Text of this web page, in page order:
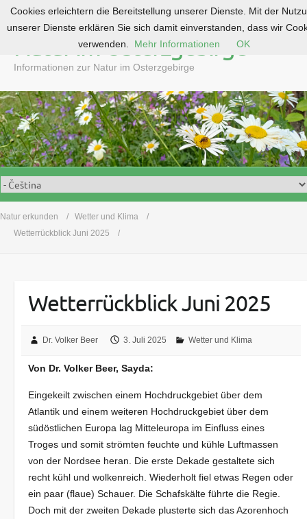
o
c
o
n
t
e
n
Natur im Osterzgebirge
Informationen zur Natur im Osterzgebirge
Natur erkunden
Wetter und Klima
Wetterrückblick Juni 2025
Wetterrückblick Juni 2025
Dr. Volker Beer 3. Juli 2025 Wetter und Klima
Von Dr. Volker Beer, Sayda:
Eingekeilt zwischen einem Hochdruckgebiet über dem
Atlantik und einem weiteren Hochdruckgebiet über dem
südöstlichen Europa lag Mitteleuropa im Einfluss eines
Troges und somit strömten feuchte und kühle Luftmassen
von der Nordsee heran. Die erste Dekade gestaltete sich
recht kühl und wolkenreich. Wiederholt fiel etwas Regen oder
ein paar (flaue) Schauer. Die Schafskälte führte die Regie.
Doch mit der zweiten Dekade plusterte sich das Azorenhoch
Cookies erleichtern die Bereitstellung unserer Dienste. Mit der
unserer Dienste erklären Sie sich damit einverstanden, dass wir
verwenden.
Mehr Informationen OK